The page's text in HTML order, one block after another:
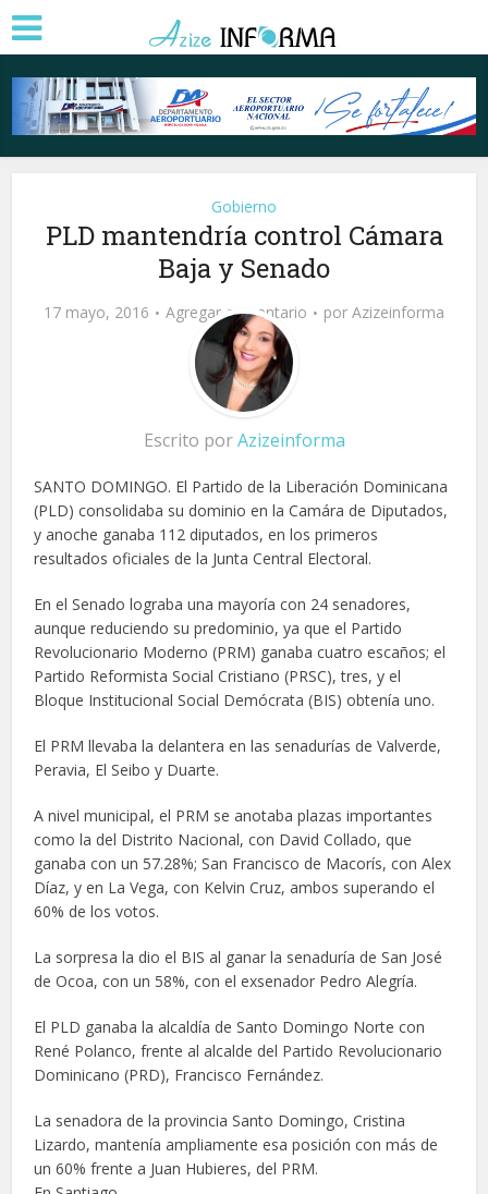
Gobierno
PLD mantendría control Cámara
Baja y Senado
17 mayo, 2016 Agregar comentario por Azizeinforma
Escrito porAzizeinforma
SANTO DOMINGO. El Partido de la Liberación Dominicana
(PLD) consolidaba su dominio en la Camára de Diputados,
y anoche ganaba 112 diputados, en los primeros
resultados oficiales de la Junta Central Electoral.
En el Senado lograba una mayoría con 24 senadores,
aunque reduciendo su predominio, ya que el Partido
Revolucionario Moderno (PRM) ganaba cuatro escaños; el
Partido Reformista Social Cristiano (PRSC), tres, y el
Bloque Institucional Social Demócrata (BIS) obtenía uno.
El PRM llevaba la delantera en las senadurías de Valverde,
Peravia, El Seibo y Duarte.
A nivel municipal, el PRM se anotaba plazas importantes
como la del Distrito Nacional, con David Collado, que
ganaba con un 57.28%; San Francisco de Macorís, con Alex
Díaz, y en La Vega, con Kelvin Cruz, ambos superando el
60% de los votos.
La sorpresa la dio el BIS al ganar la senaduría de San José
de Ocoa, con un 58%, con el exsenador Pedro Alegría.
El PLD ganaba la alcaldía de Santo Domingo Norte con
René Polanco, frente al alcalde del Partido Revolucionario
Dominicano (PRD), Francisco Fernández.
La senadora de la provincia Santo Domingo, Cristina
Lizardo, mantenía ampliamente esa posición con más de
un 60% frente a Juan Hubieres, del PRM.